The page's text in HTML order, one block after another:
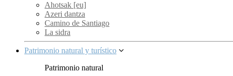
Ahotsak [eu]
Azeri dantza
Camino de Santiago
La sidra
Patrimonio natural y turístico
Patrimonio natural